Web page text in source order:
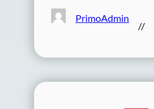
PrimoAdmin
//